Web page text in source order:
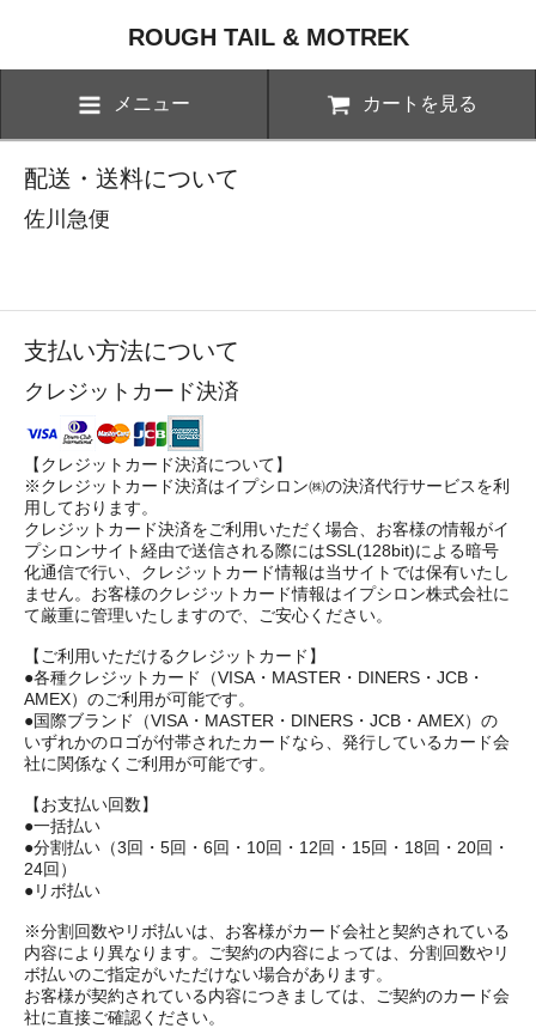
ROUGH TAIL & MOTREK
メニュー カートを見る
配送・送料について
佐川急便
支払い方法について
クレジットカード決済
【クレジットカード決済について】
※クレジットカード決済はイプシロン㈱の決済代行サービスを利
用しております。
クレジットカード決済をご利用いただく場合、お客様の情報がイ
プシロンサイト経由で送信される際にはSSL(128bit)による暗号
化通信で行い、クレジットカード情報は当サイトでは保有いたし
ません。お客様のクレジットカード情報はイプシロン株式会社に
て厳重に管理いたしますので、ご安心ください。
【ご利用いただけるクレジットカード】
●各種クレジットカード（VISA・MASTER・DINERS・JCB・
AMEX）のご利用が可能です。
●国際ブランド（VISA・MASTER・DINERS・JCB・AMEX）の
いずれかのロゴが付帯されたカードなら、発行しているカード会
社に関係なくご利用が可能です。
【お支払い回数】
●一括払い
●分割払い（3回・5回・6回・10回・12回・15回・18回・20回・
24回）
●リボ払い
※分割回数やリボ払いは、お客様がカード会社と契約されている
内容により異なります。ご契約の内容によっては、分割回数やリ
ボ払いのご指定がいただけない場合があります。
お客様が契約されている内容につきましては、ご契約のカード会
社に直接ご確認ください。